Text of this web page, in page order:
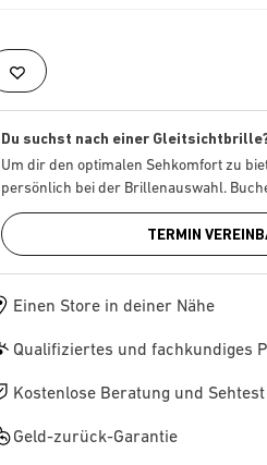
Du suchst nach einer
Um dir den optimalen Sehkomfort zu
persönlich bei der Brillenauswahl.
TERMIN
Einen Store in deiner Nähe
Qualifiziertes und fachkundiges
Kostenlose Beratung und Sehtest
Geld-zurück-Garantie